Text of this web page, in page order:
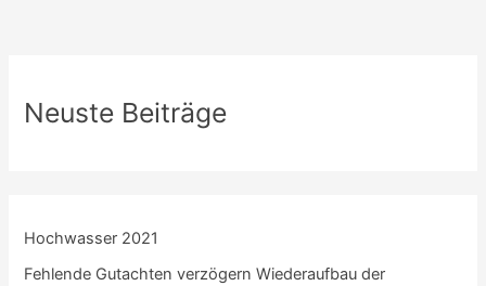
Neuste Beiträge
Hochwasser 2021
Fehlende Gutachten verzögern Wiederaufbau der